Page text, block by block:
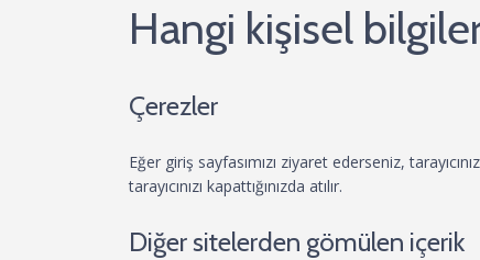
Hangi kişisel
Çerezler
Eğer giriş sayfasımızı ziyaret ederseniz,
tarayıcınızı kapattığınızda atılır.
Diğer sitelerden gömülen içerik